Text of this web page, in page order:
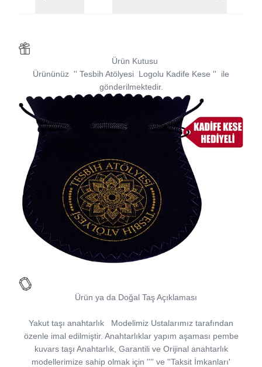
Ürün Kutusu
Ürününüz '' Tesbih Atölyesi Logolu Kadife Kese ''
ile
gönderilmektedir.
Ürün ya da Doğal Taş Açıklaması
Yakut taşı anahtarlık
Modelimiz Ustalarımız tarafından
özenle imal edilmiştir. Anahtarlıklar yapım aşaması pembe
kuvars taşı Anahtarlık, Garantili ve Orijinal anahtarlık
modellerimize sahip olmak için '''' ve ''Taksit İmkanları'